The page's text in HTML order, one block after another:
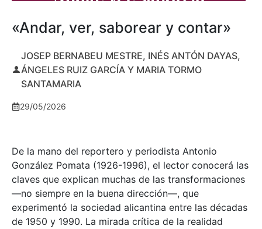
«Andar, ver, saborear y contar»
JOSEP BERNABEU MESTRE, INÉS ANTÓN DAYAS,
ÁNGELES RUIZ GARCÍA Y MARIA TORMO
SANTAMARIA
29/05/2026
De la mano del reportero y periodista Antonio
González Pomata (1926-1996), el lector conocerá las
claves que explican muchas de las transformaciones
—no siempre en la buena dirección—, que
experimentó la sociedad alicantina entre las décadas
de 1950 y 1990. La mirada crítica de la realidad